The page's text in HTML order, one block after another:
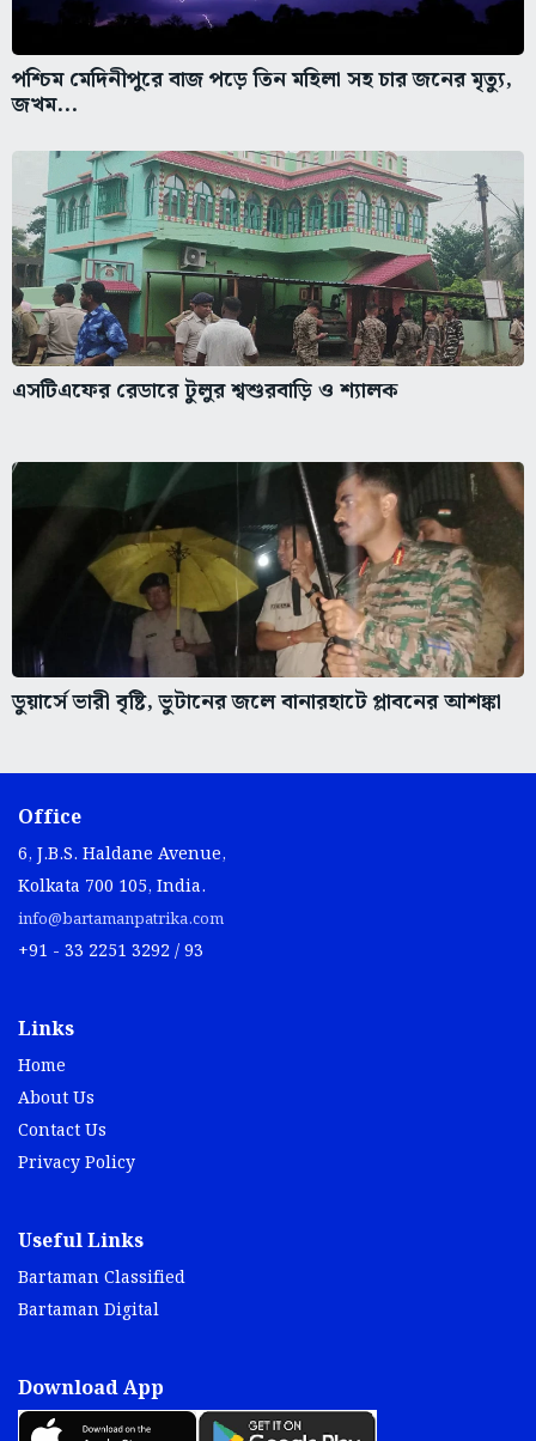
পশ্চিম মেদিনীপুরে বাজ পড়ে তিন মহিলা সহ চার জনের মৃত্যু,
জখম...
এসটিএফের রেডারে টুলুর শ্বশুরবাড়ি ও শ্যালক
ডুয়ার্সে ভারী বৃষ্টি, ভুটানের জলে বানারহাটে প্লাবনের আশঙ্কা
Office
6, J.B.S. Haldane Avenue,
Kolkata 700 105, India.
info@bartamanpatrika.com
+91 - 33 2251 3292 / 93
Links
Home
About Us
Contact Us
Privacy Policy
Useful Links
Bartaman Classified
Bartaman Digital
Download App